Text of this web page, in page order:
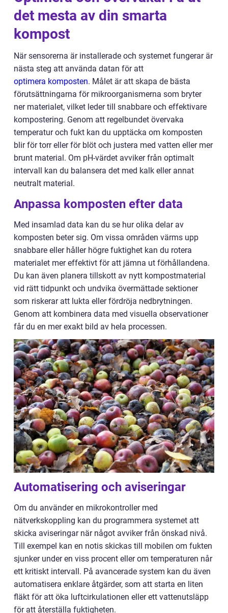
det mesta av din smarta
kompost
När sensorerna är installerade och systemet fungerar är
nästa steg att använda datan för att
optimera komposten. Målet är att skapa de bästa
förutsättningarna för mikroorganismerna som bryter
ner materialet, vilket leder till snabbare och effektivare
kompostering. Genom att regelbundet övervaka
temperatur och fukt kan du upptäcka om komposten
blir för torr eller för blöt och justera med vatten eller mer
brunt material. Om pH-värdet avviker från optimalt
intervall kan du balansera det med kalk eller annat
neutralt material.
Anpassa komposten efter data
Med insamlad data kan du se hur olika delar av
komposten beter sig. Om vissa områden värms upp
snabbare eller håller högre fuktighet kan du rotera
materialet mer effektivt för att jämna ut förhållandena.
Du kan även planera tillskott av nytt kompostmaterial
vid rätt tidpunkt och undvika övermättade sektioner
som riskerar att lukta eller fördröja nedbrytningen.
Genom att kombinera data med visuella observationer
får du en mer exakt bild av hela processen.
Automatisering och aviseringar
Om du använder en mikrokontroller med
nätverkskoppling kan du programmera systemet att
skicka aviseringar när något avviker från önskad nivå.
Till exempel kan en notis skickas till mobilen om fukten
sjunker under en viss procent eller om temperaturen når
ett kritiskt intervall. På avancerade system kan du även
automatisera enklare åtgärder, som att starta en liten
fläkt för att öka luftcirkulationen eller ett vattenutsläpp
för att återställa fuktigheten.